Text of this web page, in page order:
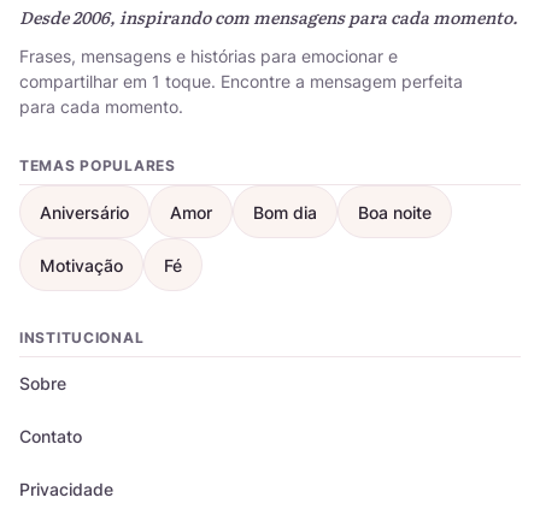
Desde 2006, inspirando com mensagens para cada momento.
Frases, mensagens e histórias para emocionar e
compartilhar em 1 toque. Encontre a mensagem perfeita
para cada momento.
TEMAS POPULARES
Aniversário Amor Bom dia Boa noite
Motivação Fé
INSTITUCIONAL
Sobre
Contato
Privacidade